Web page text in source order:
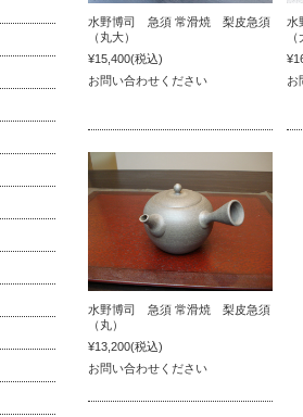
水野博司 急須 常滑焼 梨皮急須
（丸大）
¥15,400(税込)
お問い合わせください
水
お
水野博司 急須 常滑焼 梨皮急須
（丸）
¥13,200(税込)
お問い合わせください